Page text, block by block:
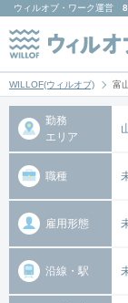
ウィルオブ・ワーク運営
WILLOF(ウィルオブ) 富
勤務
エリア
職種
雇用形態
沿線・駅